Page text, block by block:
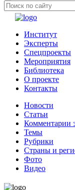
Институт
Эксперты
Спецпроекты
Мероприятия
Библиотека
О проекте
Контакты
Новости
Статьи
Комментарии
Темы
Рубрики
Страны и
Фото
Видео